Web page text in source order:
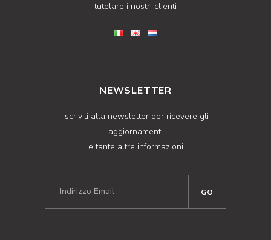
tutelare i nostri clienti
NEWSLETTER
Iscriviti alla newsletter per ricevere gli
aggiornamenti
e tante altre informazioni